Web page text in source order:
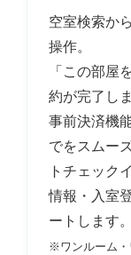
空室検索か
操作。
「この部屋
約が完了しま
事前決済機
でをスムー
トチェック
情報・入室
ートします。
※ワンルーム・